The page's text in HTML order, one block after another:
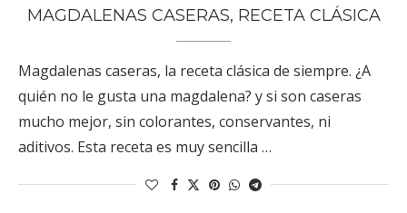
MAGDALENAS CASERAS, RECETA CLÁSICA
Magdalenas caseras, la receta clásica de siempre. ¿A
quién no le gusta una magdalena? y si son caseras
mucho mejor, sin colorantes, conservantes, ni
aditivos. Esta receta es muy sencilla …